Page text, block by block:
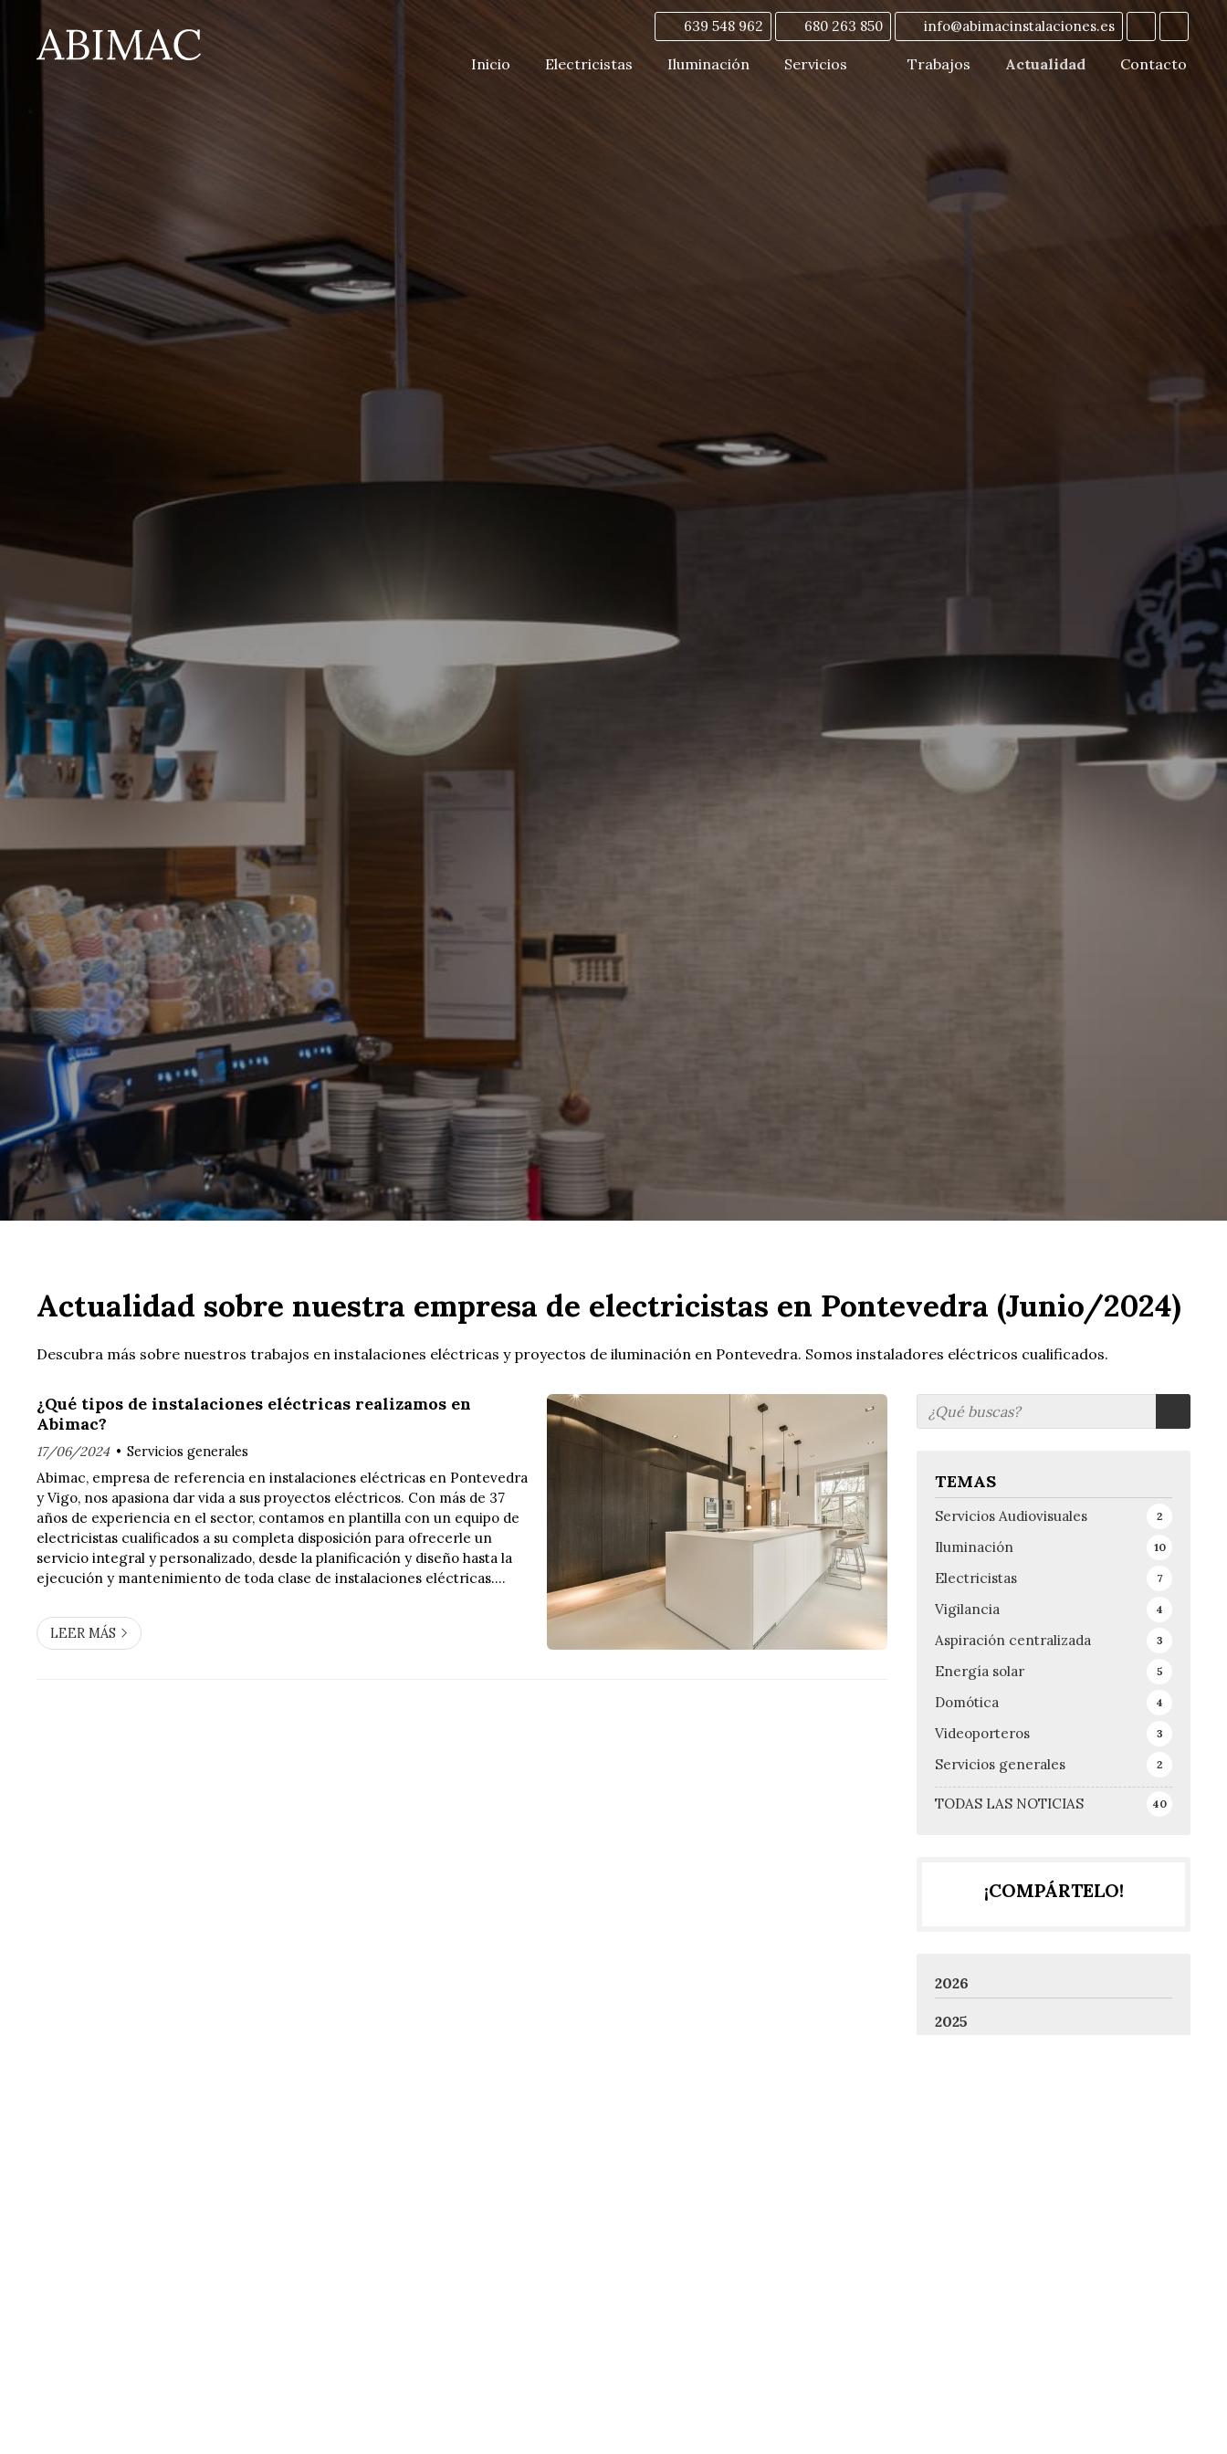
639 548 962 680 263 850 info@abimacinstalaciones.es
Inicio Electricistas Iluminación Servicios Trabajos Actualidad Contacto
Actualidad sobre nuestra empresa de electricistas en Pontevedra (Junio/2024)
Descubra más sobre nuestros trabajos en instalaciones eléctricas y proyectos de iluminación en Pontevedra. Somos instaladores eléctricos cualificados.
TEMAS
TODAS LAS NOTICIAS 40
Servicios Audiovisuales 2
Iluminación 10
Electricistas 7
Vigilancia 4
Aspiración centralizada 3
Energía solar 5
Domótica 4
Videoporteros 3
Servicios generales 2
¿Qué tipos de instalaciones eléctricas realizamos en
Abimac?
17/06/2024 Servicios generales
Abimac, empresa de referencia en instalaciones eléctricas en Pontevedra
y Vigo, nos apasiona dar vida a sus proyectos eléctricos. Con más de 37
años de experiencia en el sector, contamos en plantilla con un equipo de
electricistas cualificados a su completa disposición para ofrecerle un
servicio integral y personalizado, desde la planificación y diseño hasta la
ejecución y mantenimiento de toda clase de instalaciones eléctricas.
LEER MÁS
¡COMPÁRTELO!
2026
2025